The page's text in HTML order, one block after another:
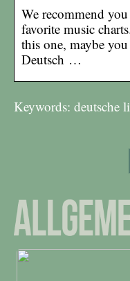
We recommend
favorite music
this one, maybe
Deutsch …
Keywords: deutsche